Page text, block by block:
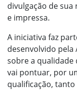
divulgação de sua
e impressa.
A iniciativa faz
desenvolvido
sobre a qualidade
vai pontuar, por
qualificação,